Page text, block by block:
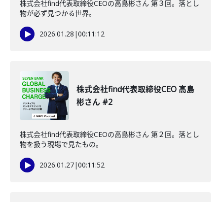
株式会社find代表取締役CEOの高島彬さん 第３回。落とし
物が必ず見つかる世界。
2026.01.28 |00:11:12
株式会社find代表取締役CEO 高島
彬さん #2
株式会社find代表取締役CEOの高島彬さん 第２回。落とし
物を扱う現場で見たもの。
2026.01.27|00:11:52